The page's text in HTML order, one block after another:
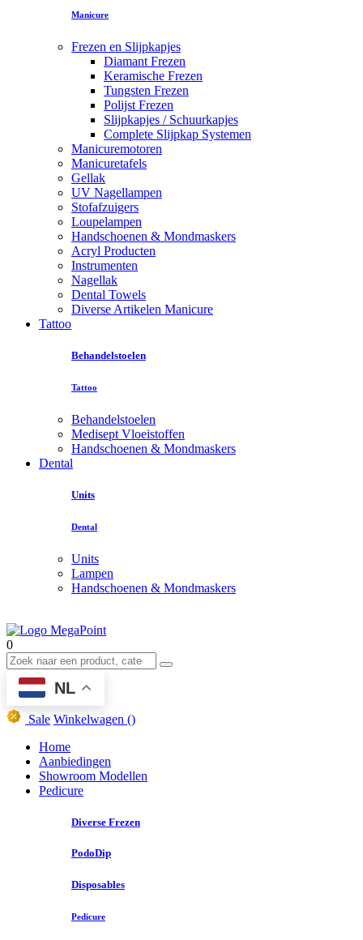
Manicure
Frezen en Slijpkapjes
Diamant Frezen
Keramische Frezen
Tungsten Frezen
Polijst Frezen
Slijpkapjes / Schuurkapjes
Complete Slijpkap Systemen
Manicuremotoren
Manicuretafels
Gellak
UV Nagellampen
Stofafzuigers
Loupelampen
Handschoenen & Mondmaskers
Acryl Producten
Instrumenten
Nagellak
Dental Towels
Diverse Artikelen Manicure
Tattoo
Behandelstoelen
Tattoo
Behandelstoelen
Medisept Vloeistoffen
Handschoenen & Mondmaskers
Dental
Units
Dental
Units
Lampen
Handschoenen & Mondmaskers
0
NL
Sale Winkelwagen ()
Home
Aanbiedingen
Showroom Modellen
Pedicure
Diverse Frezen
PodoDip
Disposables
Pedicure